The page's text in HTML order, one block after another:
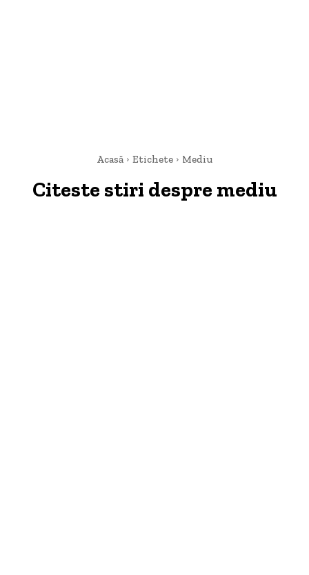
Acasă Etichete Mediu
Citeste stiri despre mediu